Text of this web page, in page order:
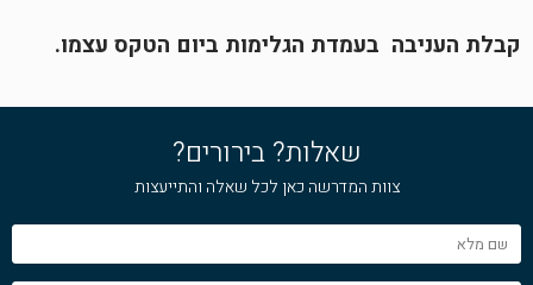
קבלת העניבה בעמדת הגלימות ביום הטקס עצמו.
שאלות? בירורים?
צוות המדרשה כאן לכל שאלה והתייעצות
שם
מלא